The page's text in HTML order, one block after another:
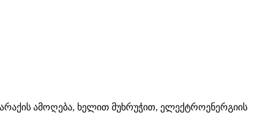
ამოღება, ხელით მუხრუჭით, ელექტროენერგიის